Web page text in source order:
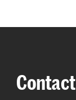
Contact